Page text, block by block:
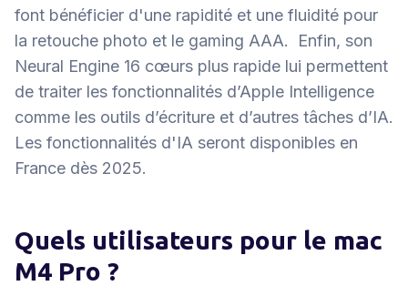
font bénéficier d'une rapidité et une fluidité pour
la retouche photo et le gaming AAA. Enfin, son
Neural Engine 16 cœurs plus rapide lui permettent
de traiter les fonctionnalités d’Apple Intelligence
comme les outils d’écriture et d’autres tâches d’IA.
Les fonctionnalités d'IA seront disponibles en
France dès 2025.
Quels utilisateurs pour le mac
M4 Pro ?